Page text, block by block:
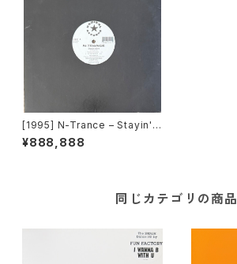
[1995] N-Trance – Stayin'
Alive / Set U Free [Radikal
Records]
¥888,888
同じカテゴリの商品